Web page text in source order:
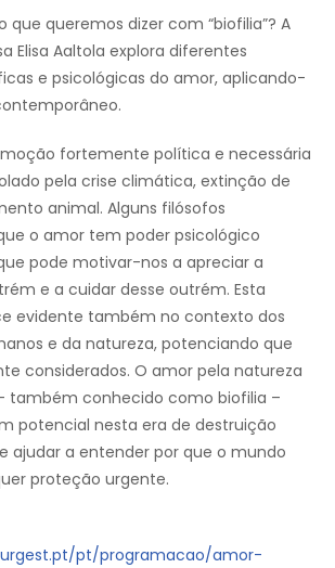
que queremos dizer com “biofilia”? A
Elisa Aaltola explora diferentes
e psicológicas do amor, aplicando-
fortemente política e necessária
pela crise climática, extinção de
animal. Alguns filósofos
o amor tem poder psicológico
pode motivar-nos a apreciar a
e a cuidar desse outrém. Esta
evidente também no contexto dos
e da natureza, potenciando que
considerados. O amor pela natureza
também conhecido como biofilia –
potencial nesta era de destruição
ajudar a entender por que o mundo
proteção urgente.
pt/programacao/amor-